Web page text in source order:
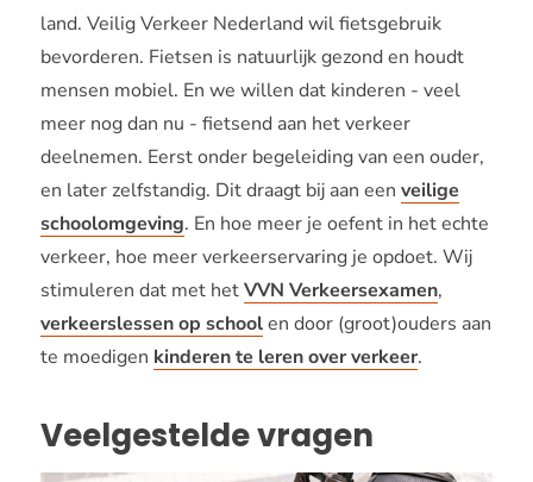
land. Veilig Verkeer Nederland wil fietsgebruik
bevorderen. Fietsen is natuurlijk gezond en houdt
mensen mobiel. En we willen dat kinderen - veel
meer nog dan nu - fietsend aan het verkeer
deelnemen. Eerst onder begeleiding van een ouder,
en later zelfstandig. Dit draagt bij aan een veilige
schoolomgeving. En hoe meer je oefent in het echte
verkeer, hoe meer verkeerservaring je opdoet. Wij
stimuleren dat met hetVVN Verkeersexamen,
verkeerslessen op schoolen door (groot)ouders aan
te moedigen kinderen te leren over verkeer.
Veelgestelde vragen